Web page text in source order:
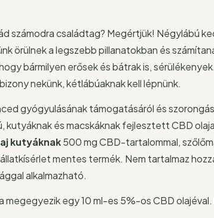
számodra családtag? Megértjük! Négylábú
örülnek a legszebb pillanatokban és
bármilyen erősek és bátrak is,
nekünk, kétlábúaknak kell lépnünk.
gyógyulásának támogatásáról és
és macskáknak fejlesztett CBD
kutyáknak500 mg CBD-tartalommal,
mentes termék. Nem tartalmaz
alkalmazható.
egy 10 ml-es 5%-os CBD olajéval.